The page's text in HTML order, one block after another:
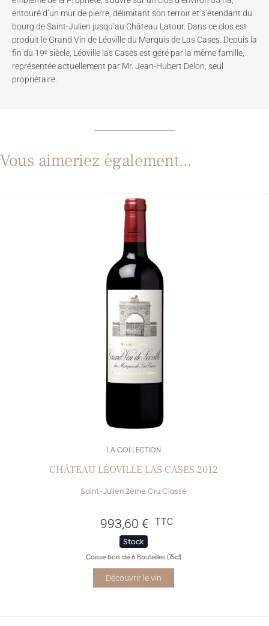
entouré d’un mur de pierre, délimitant son terroir et s’étendant du
bourg de Saint-Julien jusqu’au Château Latour. Dans ce clos est
produit le Grand Vin de Léoville du Marquis de Las Cases. Depuis la
fin du 19ᵉ siècle, Léoville las Cases est géré par la même famille,
représentée actuellement par Mr. Jean-Hubert Delon, seul
propriétaire.
Vous aimeriez également...
LA COLLECTION
CHÂTEAU LÉOVILLE LAS CASES 2012
Saint-Julien 2ème Cru Classé
993,60 € TTC
Stock
Caisse bois de 6 Bouteilles (75cl)
Découvrir le vin